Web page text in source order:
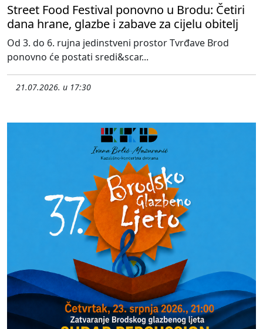
Street Food Festival ponovno u Brodu: Četiri
dana hrane, glazbe i zabave za cijelu obitelj
Od 3. do 6. rujna jedinstveni prostor Tvrđave Brod
ponovno će postati sredi&scar...
21.07.2026. u 17:30